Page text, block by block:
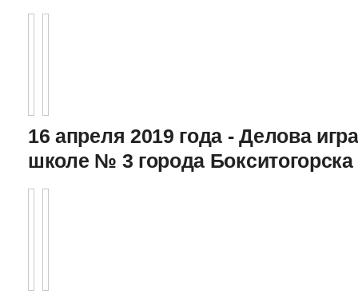
16 апреля 2019 года - Делова
школе № 3 города Бокситогорска